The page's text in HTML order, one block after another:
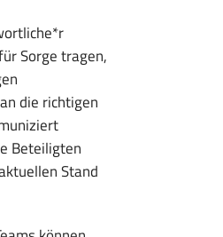
Sorge tragen,
die richtigen
Beteiligten
Stand